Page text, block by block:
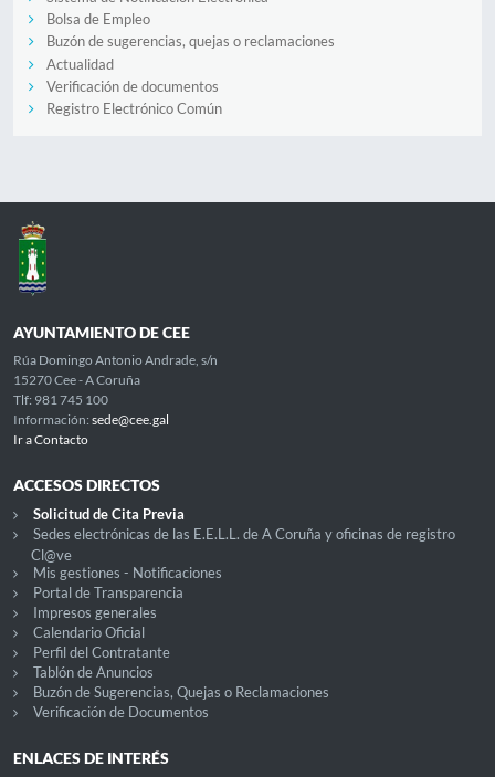
Bolsa de Empleo
Buzón de sugerencias, quejas o reclamaciones
Actualidad
Verificación de documentos
Registro Electrónico Común
AYUNTAMIENTO DE CEE
Rúa Domingo Antonio Andrade, s/n
15270 Cee - A Coruña
Tlf: 981 745 100
Información: sede@cee.gal
Ir a Contacto
ACCESOS DIRECTOS
Solicitud de Cita Previa
Sedes electrónicas de las E.E.L.L. de A Coruña y oficinas de registro
Cl@ve
Mis gestiones - Notificaciones
Portal de Transparencia
Impresos generales
Calendario Oficial
Perfil del Contratante
Tablón de Anuncios
Buzón de Sugerencias, Quejas o Reclamaciones
Verificación de Documentos
ENLACES DE INTERÉS